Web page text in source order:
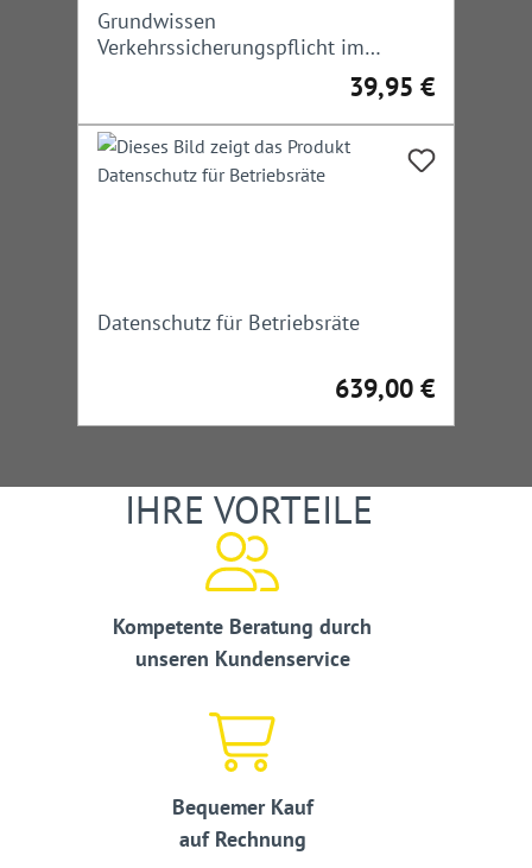
Grundwissen
Verkehrssicherungspflicht im
Regulärer Preis:
39,95 €
Datenschutz für Betriebsräte
Regulärer Preis:
639,00 €
IHRE VORTEILE
Kompetente Beratung durch
unseren Kundenservice
Bequemer Kauf
auf Rechnung